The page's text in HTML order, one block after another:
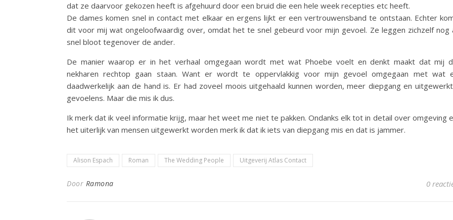
dat ze daarvoor gekozen heeft is afgehuurd door een bruid die een hele week recepties etc heeft.
De dames komen snel in contact met elkaar en ergens lijkt er een vertrouwensband te ontstaan. Echter
dit voor mij wat ongeloofwaardig over, omdat het te snel gebeurd voor mijn gevoel. Ze leggen zichzelf nog
snel bloot tegenover de ander.
De manier waarop er in het verhaal omgegaan wordt met wat Phoebe voelt en denkt maakt dat mij
nekharen rechtop gaan staan. Want er wordt te oppervlakkig voor mijn gevoel omgegaan met wat
daadwerkelijk aan de hand is. Er had zoveel moois uitgehaald kunnen worden, meer diepgang en
gevoelens. Maar die mis ik dus.
Ik merk dat ik veel informatie krijg, maar het weet me niet te pakken. Ondanks elk tot in detail over omgeving
het uiterlijk van mensen uitgewerkt worden merk ik dat ik iets van diepgang mis en dat is jammer.
Alison Espach Roman The Wedding People Uitgeverij Atlas Contact
Door Ramona 0